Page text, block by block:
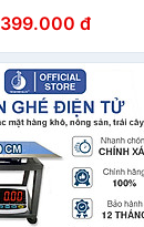
399.000 đ